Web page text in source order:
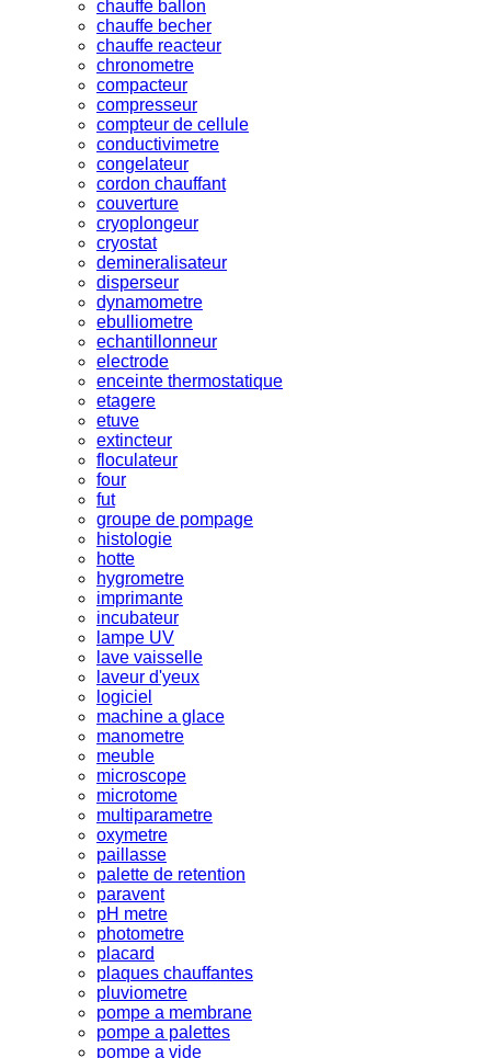
chauffe ballon
chauffe becher
chauffe reacteur
chronometre
compacteur
compresseur
compteur de cellule
conductivimetre
congelateur
cordon chauffant
couverture
cryoplongeur
cryostat
demineralisateur
disperseur
dynamometre
ebulliometre
echantillonneur
electrode
enceinte thermostatique
etagere
etuve
extincteur
floculateur
four
fut
groupe de pompage
histologie
hotte
hygrometre
imprimante
incubateur
lampe UV
lave vaisselle
laveur d'yeux
logiciel
machine a glace
manometre
meuble
microscope
microtome
multiparametre
oxymetre
paillasse
palette de retention
paravent
pH metre
photometre
placard
plaques chauffantes
pluviometre
pompe a membrane
pompe a palettes
pompe a vide